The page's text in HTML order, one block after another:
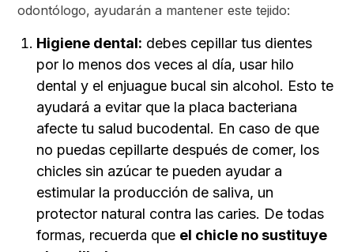
odontólogo, ayudarán a mantener este tejido:
Higiene dental: debes cepillar tus dientes
por lo menos dos veces al día, usar hilo
dental y el enjuague bucal sin alcohol. Esto te
ayudará a evitar que la placa bacteriana
afecte tu salud bucodental. En caso de que
no puedas cepillarte después de comer, los
chicles sin azúcar te pueden ayudar a
estimular la producción de saliva, un
protector natural contra las caries. De todas
formas, recuerda que el chicle no sustituye